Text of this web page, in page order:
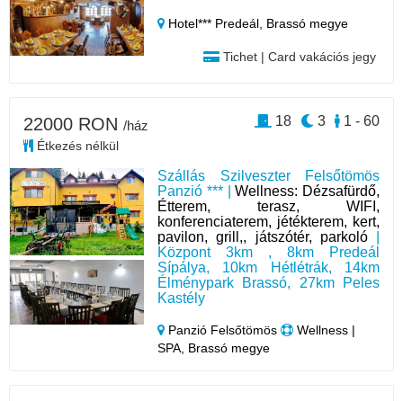
Hotel*** Predeál, Brassó megye
Tichet | Card vakációs jegy
Szállás Szilveszter Felsőtömös
Panzió *** |Wellness: Dézsafürdő,
Étterem, terasz, WIFI,
konferenciaterem, jétékterem, kert,
pavilon, grill,, játszótér, parkoló|
Központ 3km , 8km Predeál
Sípálya, 10km Hétlétrák, 14km
Élménypark Brassó, 27km Peles
Kastély
Panzió Felsőtömös
Wellness |
SPA, Brassó megye
22000 RON /ház
Étkezés nélkül
1 - 60
3
18